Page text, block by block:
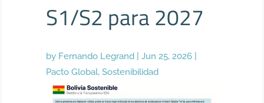
S1/S2 para 2027
by Fernando Legrand |Jun 25, 2026
Pacto Global,Sostenibilidad